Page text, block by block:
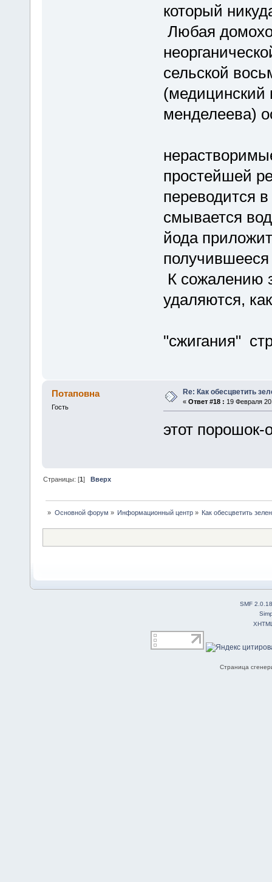
который
Любая
сельской
(медицинский
менделеева)
простейшей
переводится
смывается
йода
К сожалению
удаляются,
"сжигания"
Потаповна
Гость
Re: Как обесцветить
« Ответ #18 : 19 Февраля
этот порошок-
Страницы: [1]Вверх
» Основной форум » Информационный центр» Как обесцветить
SMF 2.0.18
Страница